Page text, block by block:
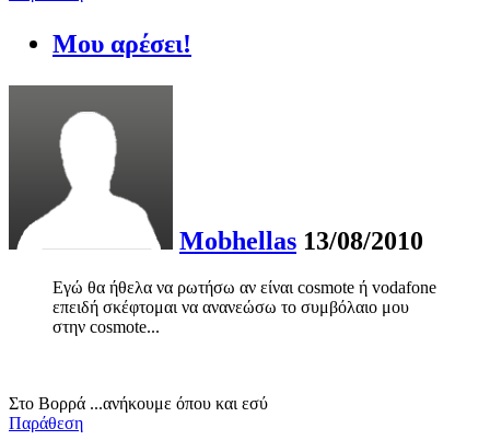
Μου αρέσει!
Mobhellas 13/08/2010
Eγώ θα ήθελα να ρωτήσω αν είναι cosmote ή vodafone
επειδή σκέφτομαι να ανανεώσω το συμβόλαιο μου
στην cosmote...
Στο Βορρά ...ανήκουμε όπου και εσύ
Παράθεση